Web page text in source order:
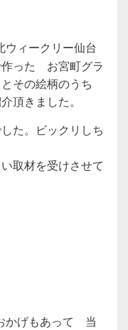
ウィークリー仙台
作った お宮町グラ
その絵柄のうち
頂きました。
た。ビックリしち
取材を受けさせて
かげもあって 当